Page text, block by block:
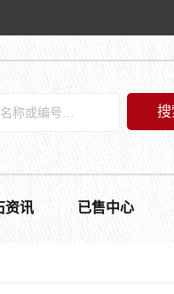
搜
资讯 已售中心